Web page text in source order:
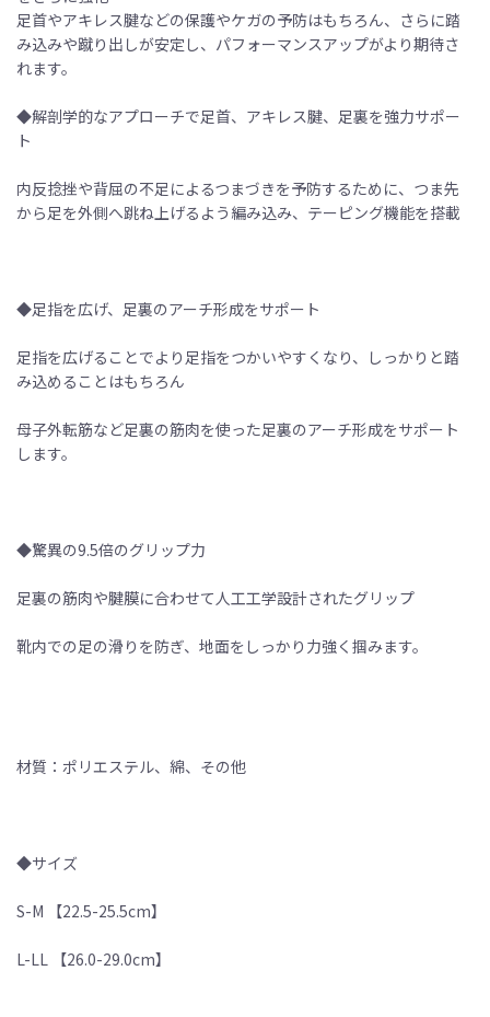
足首やアキレス腱などの保護やケガの予防はもちろん、さらに踏
み込みや蹴り出しが安定し、パフォーマンスアップがより期待さ
れます。
◆解剖学的なアプローチで足首、アキレス腱、足裏を強力サポー
ト
内反捻挫や背屈の不足によるつまづきを予防するために、つま先
から足を外側へ跳ね上げるよう編み込み、テーピング機能を搭載
◆足指を広げ、足裏のアーチ形成をサポート
足指を広げることでより足指をつかいやすくなり、しっかりと踏
み込めることはもちろん
母子外転筋など足裏の筋肉を使った足裏のアーチ形成をサポート
します。
◆驚異の9.5倍のグリップ力
足裏の筋肉や腱膜に合わせて人工工学設計されたグリップ
靴内での足の滑りを防ぎ、地面をしっかり力強く掴みます。
材質：ポリエステル、綿、その他
◆サイズ
S-M 【22.5-25.5cm】
L-LL 【26.0-29.0cm】